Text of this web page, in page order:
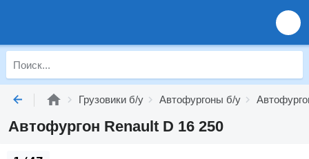
Грузовики б/у Автофургоны б/у
Автофургон Renault D 16 250